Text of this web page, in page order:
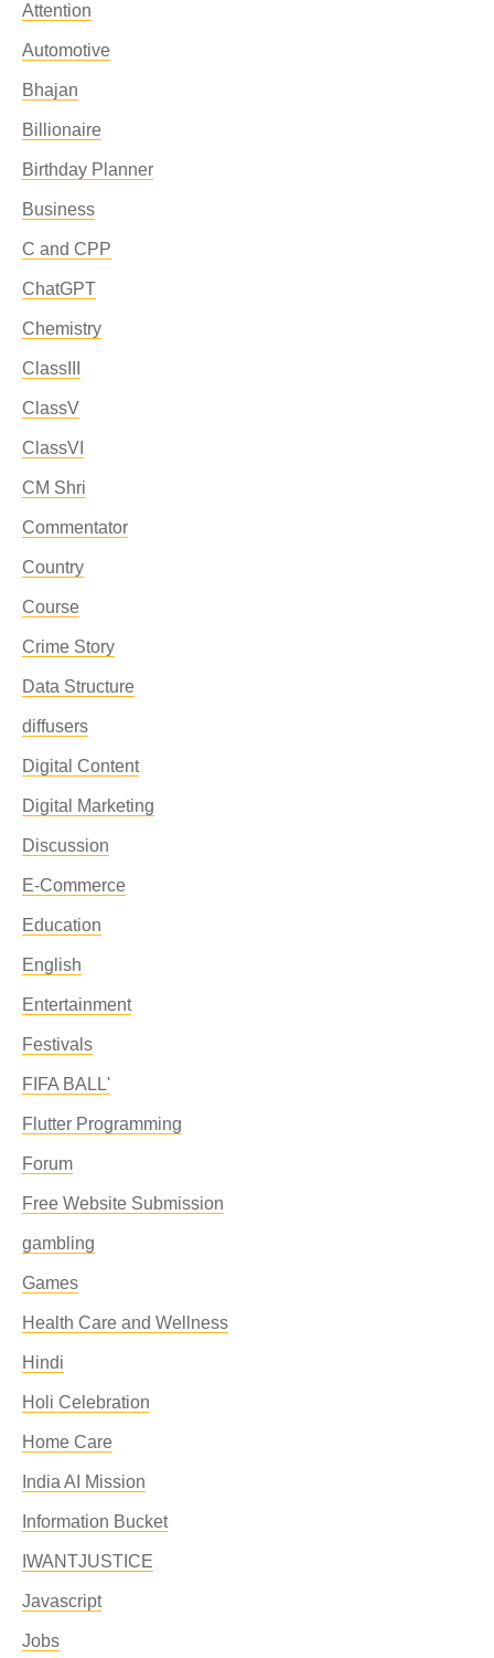
Attention
Automotive
Bhajan
Billionaire
Birthday Planner
Business
C and CPP
ChatGPT
Chemistry
ClassIII
ClassV
ClassVI
CM Shri
Commentator
Country
Course
Crime Story
Data Structure
diffusers
Digital Content
Digital Marketing
Discussion
E-Commerce
Education
English
Entertainment
Festivals
FIFA BALL'
Flutter Programming
Forum
Free Website Submission
gambling
Games
Health Care and Wellness
Hindi
Holi Celebration
Home Care
India AI Mission
Information Bucket
IWANTJUSTICE
Javascript
Jobs